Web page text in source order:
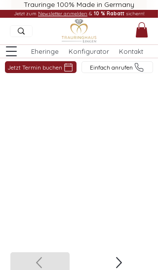
Trauringe 100% Made in Germany
Eheringe Konfigurator Kontakt
Jetzt Termin buchen Einfach anrufen
Jetzt zum Newsletter anmelden & 10 % Rabatt sichern!